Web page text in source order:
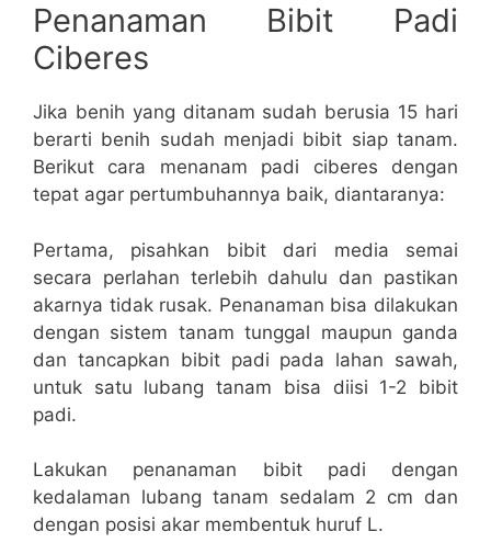
Penanaman Bibit Padi
Ciberes
Jika benih yang ditanam sudah berusia 15 hari
berarti benih sudah menjadi bibit siap tanam.
Berikut cara menanam padi ciberes dengan
tepat agar pertumbuhannya baik, diantaranya:
Pertama, pisahkan bibit dari media semai
secara perlahan terlebih dahulu dan pastikan
akarnya tidak rusak. Penanaman bisa dilakukan
dengan sistem tanam tunggal maupun ganda
dan tancapkan bibit padi pada lahan sawah,
untuk satu lubang tanam bisa diisi 1-2 bibit
padi.
Lakukan penanaman bibit padi dengan
kedalaman lubang tanam sedalam 2 cm dan
dengan posisi akar membentuk huruf L.